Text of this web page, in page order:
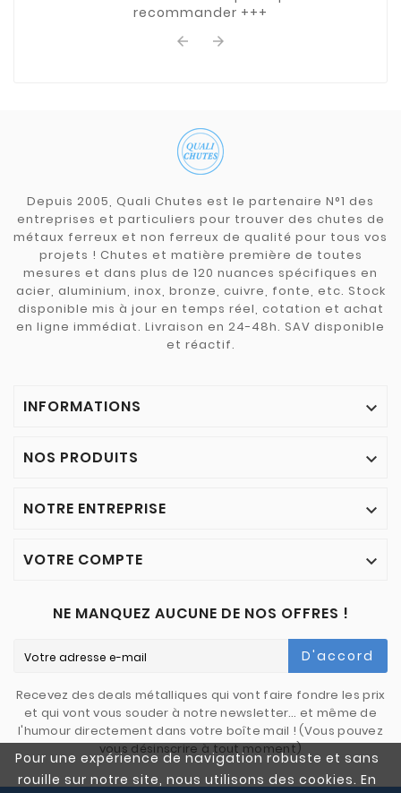
Pour une expérience de navigation robuste et sans
rouille sur notre site, nous utilisons des cookies. En
recommander +++
 
Depuis 2005, Quali Chutes est le partenaire N°1 des
entreprises et particuliers pour trouver des chutes de
métaux ferreux et non ferreux de qualité pour tous vos
projets ! Chutes et matière première de toutes
mesures et dans plus de 120 nuances spécifiques en
acier, aluminium, inox, bronze, cuivre, fonte, etc. Stock
disponible mis à jour en temps réel, cotation et achat
en ligne immédiat. Livraison en 24-48h. SAV disponible
et réactif.
INFORMATIONS 
NOS PRODUITS 
NOTRE ENTREPRISE 
VOTRE COMPTE 
NE MANQUEZ AUCUNE DE NOS OFFRES !
D'accord
Recevez des deals métalliques qui vont faire fondre les prix
et qui vont vous souder à notre newsletter… et même de
l'humour directement dans votre boîte mail ! (Vous pouvez
vous désinscrire à tout moment)